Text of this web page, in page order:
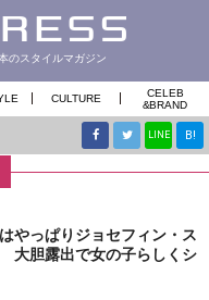
のスタイルマガジン
CULTURE
CELEB
&BRAND
LINE B!
やっぱりジョセフィン・ス
大胆露出で女の子らしくシ